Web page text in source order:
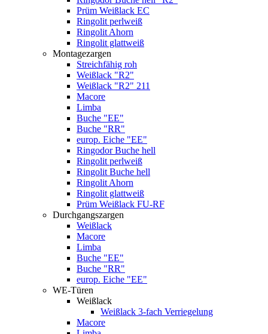
Prüm Weißlack EC
Ringolit perlweiß
Ringolit Ahorn
Ringolit glattweiß
Montagezargen
Streichfähig roh
Weißlack "R2"
Weißlack "R2" 211
Macore
Limba
Buche "EE"
Buche "RR"
europ. Eiche "EE"
Ringodor Buche hell
Ringolit perlweiß
Ringolit Buche hell
Ringolit Ahorn
Ringolit glattweiß
Prüm Weißlack FU-RF
Durchgangszargen
Weißlack
Macore
Limba
Buche "EE"
Buche "RR"
europ. Eiche "EE"
WE-Türen
Weißlack
Weißlack 3-fach Verriegelung
Macore